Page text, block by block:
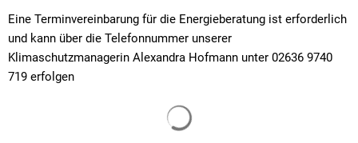
Eine Terminvereinbarung für die Energieberatung ist erforderlich
und kann über die Telefonnummer unserer
Klimaschutzmanagerin Alexandra Hofmann unter 02636 9740
719 erfolgen